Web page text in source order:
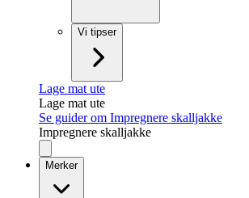
Vi tipser
Lage mat ute
Lage mat ute
Se guider om Impregnere skalljakke
Impregnere skalljakke
Merker